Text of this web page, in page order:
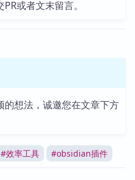
或者文末留言。
想法，诚邀您在文章下方
#效率工具 #obsidian插件